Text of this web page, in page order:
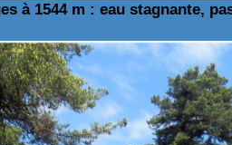
à 1544 m : eau stagnante,